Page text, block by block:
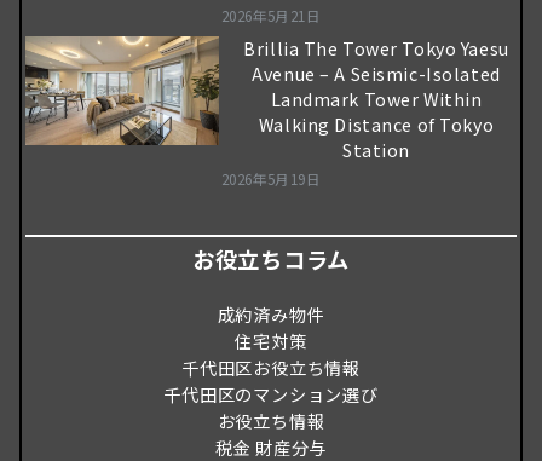
2026年5月21日
Brillia The Tower Tokyo Yaesu
Avenue – A Seismic-Isolated
Landmark Tower Within
Walking Distance of Tokyo
Station
2026年5月19日
お役立ちコラム
成約済み物件
住宅対策
千代田区お役立ち情報
千代田区のマンション選び
お役立ち情報
税金 財産分与